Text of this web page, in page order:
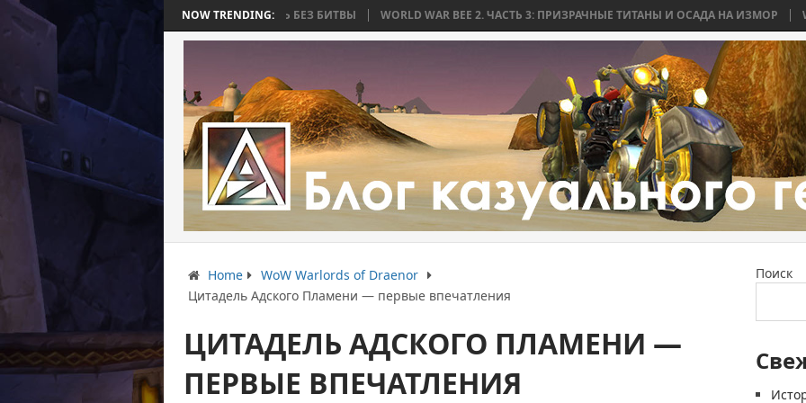
NOW TRENDING:
4: ВОЙНА, КОТОРАЯ ЗАКОНЧИЛАСЬ БЕЗ БИТВЫ WORLD WAR BEE 2. ЧАСТЬ 3: ПРИЗРАЧНЫЕ ТИТАНЫ И ОСАДА НА ИЗМОР WORLD
Home
WoW Warlords of Draenor
Цитадель Адского Пламени — первые впечатления
ЦИТАДЕЛЬ АДСКОГО ПЛАМЕНИ —
ПЕРВЫЕ ВПЕЧАТЛЕНИЯ
Поиск